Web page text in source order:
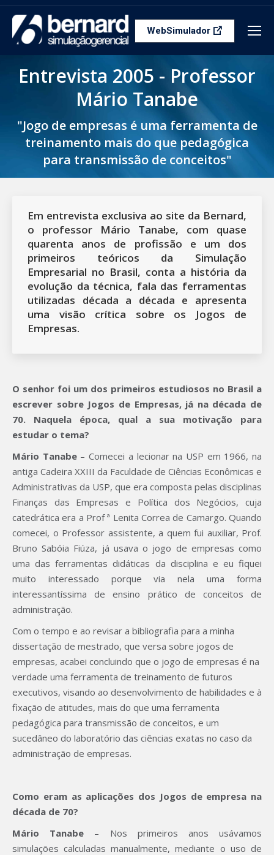
WebSimulador
Entrevista 2005 - Professor
Mário Tanabe
"Jogo de empresas é uma ferramenta de
treinamento mais do que pedagógica
para transmissão de conceitos"
Em entrevista exclusiva ao site da Bernard,
o professor Mário Tanabe, com quase
quarenta anos de profissão e um dos
primeiros teóricos da Simulação
Empresarial no Brasil, conta a história da
evolução da técnica, fala das ferramentas
utilizadas década a década e apresenta
uma visão crítica sobre os Jogos de
Empresas.
O senhor foi um dos primeiros estudiosos no Brasil a
escrever sobre Jogos de Empresas, já na década de
70. Naquela época, qual a sua motivação para
estudar o tema?
Mário Tanabe– Comecei a lecionar na USP em 1966, na
antiga Cadeira XXIII da Faculdade de Ciências Econômicas e
Administrativas da USP, que era composta pelas disciplinas
Finanças das Empresas e Política dos Negócios, cuja
catedrática era a Prof ª Lenita Correa de Camargo. Quando
comecei, o Professor assistente, a quem fui auxiliar, Prof.
Bruno Sabóia Fiúza, já usava o jogo de empresas como
uma das ferramentas didáticas da disciplina e eu fiquei
muito interessado porque via nela uma forma
interessantíssima de ensino prático de conceitos de
administração.
Com o tempo e ao revisar a bibliografia para a minha
dissertação de mestrado, que versa sobre jogos de
empresas, acabei concluindo que o jogo de empresas é na
verdade uma ferramenta de treinamento de futuros
executivos, visando ao desenvolvimento de habilidades e à
fixação de atitudes, mais do que uma ferramenta
pedagógica para transmissão de conceitos, e um
sucedâneo do laboratório das ciências exatas no caso da
administração de empresas.
Como eram as aplicações dos Jogos de empresa na
década de 70?
Mário Tanabe – Nos primeiros anos usávamos
simulações calculadas manualmente, mediante o uso de